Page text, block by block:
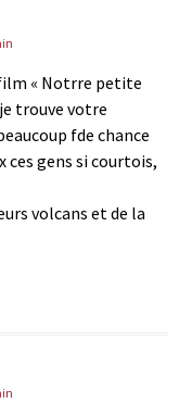
« Notrre petite
trouve votre
fde chance
ces gens si courtois,
volcans et de la